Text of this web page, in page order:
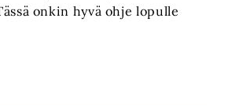
onkin hyvä ohje lopulle